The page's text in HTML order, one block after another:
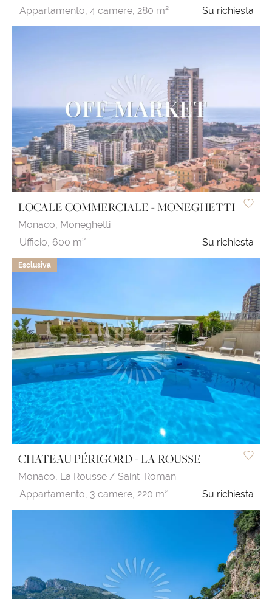
Appartamento, 4 camere, 280 m² Su richiesta
LOCALE COMMERCIALE - MONEGHETTI
Monaco, Moneghetti
Ufficio, 600 m² Su richiesta
Esclusiva
CHATEAU PÉRIGORD - LA ROUSSE
Monaco, La Rousse / Saint-Roman
Appartamento, 3 camere, 220 m² Su richiesta